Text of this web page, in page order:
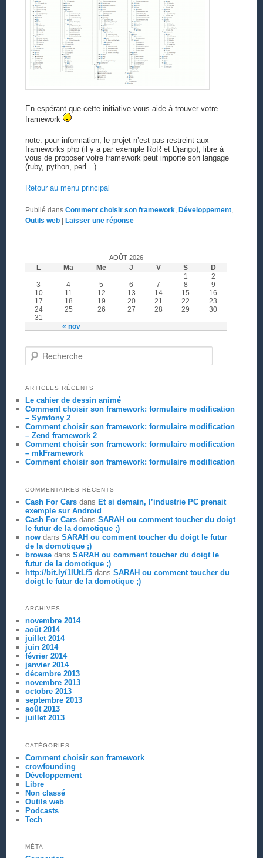
En espérant que cette initiative vous aide à trouver votre
framework
note: pour information, le projet n’est pas restreint aux
frameworks php (il y a par exemple RoR et Django), libre à
vous de proposer votre framework peut importe son langage
(ruby, python, perl…)
Retour au menu principal
Publié dans Comment choisir son framework, Développement,
Outils web
Laisser une réponse
AOÛT 2026
L Ma Me J V S D
« nov
1
2
3
4 5 6 7 8
9
10
11 12 13 14 15
16
17
18 19 20 21 22
23
24
25 26 27 28 29
30
31
Recherche
ARTICLES RÉCENTS
Le cahier de dessin animé
Comment choisir son framework: formulaire modification
– Symfony 2
Comment choisir son framework: formulaire modification
– Zend framework 2
Comment choisir son framework: formulaire modification
– mkFramework
Comment choisir son framework: formulaire modification
COMMENTAIRES RÉCENTS
Cash For Carsdans Et si demain, l’industrie PC prenait
exemple sur Android
Cash For Carsdans SARAH ou comment toucher du doigt
le futur de la domotique ;)
nowdans SARAH ou comment toucher du doigt le futur
de la domotique ;)
browsedans SARAH ou comment toucher du doigt le
futur de la domotique ;)
http://bit.ly/1IUtLf5dans SARAH ou comment toucher du
doigt le futur de la domotique ;)
ARCHIVES
novembre 2014
août 2014
juillet 2014
juin 2014
février 2014
janvier 2014
décembre 2013
novembre 2013
octobre 2013
septembre 2013
août 2013
juillet 2013
CATÉGORIES
Comment choisir son framework
crowfounding
Développement
Libre
Non classé
Outils web
Podcasts
Tech
MÉTA